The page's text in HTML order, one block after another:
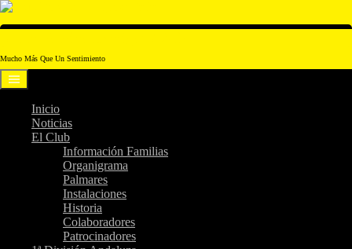
Saltar
Mucho Más Que Un Sentimiento
Inicio
Noticias
El Club
Información Familias
Organigrama
Palmares
Instalaciones
Historia
Colaboradores
Patrocinadores